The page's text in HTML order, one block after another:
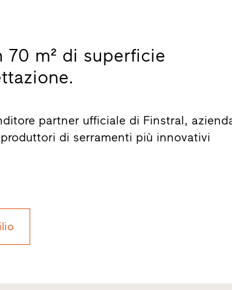
70 m² di superficie
partner ufficiale di Finstral,
di serramenti più innovativi